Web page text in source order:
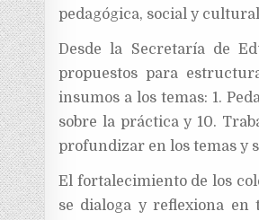
pedagógica, social y
Desde la Secretaría de
propuestos para
insumos a los temas: 1.
sobre la práctica y 10.
profundizar en los temas y
El fortalecimiento de los
se dialoga y reflexiona en